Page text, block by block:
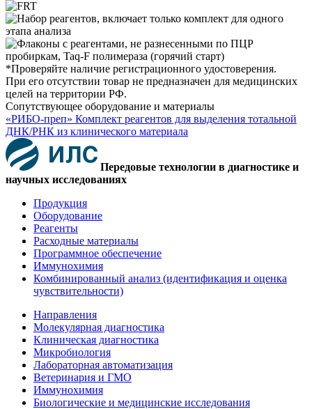
*Проверяйте наличие регистрационного удостоверения.
При его отсутствии товар не предназначен для медицинских
целей на территории РФ.
Сопутствующее оборудование и материалы
«РИБО-преп» Комплект реагентов для выделения тотальной
ДНК/РНК из клинического материала
Передовые технологии в диагностике и
научных исследованиях
Продукция
Оборудование
Реагенты
Расходные материалы
Программное обеспечение
Иммунохимия
Комбинированный анализ (идентификация и оценка
чувствительности)
Направления
Молекулярная диагностика
Клиническая диагностика
Микробиология
Лабораторная автоматизация
Ветеринария и ГМО
Иммунохимия
Биологические и медицинские исследования